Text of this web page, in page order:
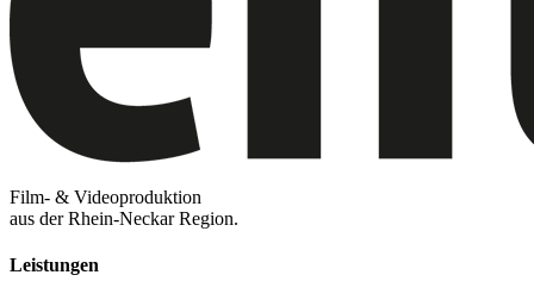
Film- & Videoproduktion
aus der Rhein-Neckar Region.
Leistungen